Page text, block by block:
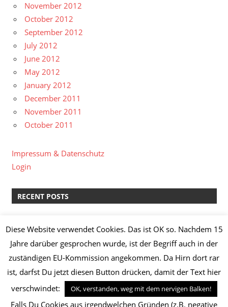
November 2012
October 2012
September 2012
July 2012
June 2012
May 2012
January 2012
December 2011
November 2011
October 2011
Impressum & Datenschutz
Login
RECENT POSTS
Lachs-Spinat-Lasagne & Manz Weißburgunder “Löss”
2014
Knoblauch-Hähnchenbrust mit Broccoli,
Champignons, Frühkartoffeln und Kräuterquark
Safranhähnchen mit Basmatireis
Maronen-Papaya-Suppe mit Zitronengambas
Diese Website verwendet Cookies. Das ist OK so. Nachdem 15
Jahre darüber gesprochen wurde, ist der Begriff auch in der
zuständigen EU-Kommission angekommen. Da Hirn dort rar
ist, darfst Du jetzt diesen Button drücken, damit der Text hier
verschwindet:
OK, verstanden, weg mit dem nervigen Balken!
Falls Du Cookies aus irgendwelchen Gründen (z.B. negative